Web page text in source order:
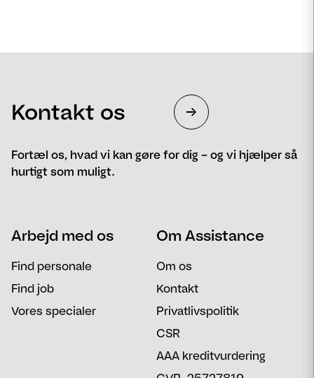
Kontakt os
Fortæl os, hvad vi kan gøre for dig – og vi hjælper så
hurtigt som muligt.
Email Besked
Arbejd med os
Find personale
Find job
Vores specialer
Om Assistance
Om os
Kontakt
Privatlivspolitik
CSR
AAA kreditvurdering